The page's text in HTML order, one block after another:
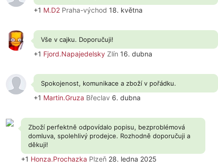
+1 M.D2 Praha-východ 18. května
Vše v cajku. Doporučuji!
+1 Fjord.Napajedelsky Zlín 16. dubna
Spokojenost, komunikace a zboží v pořádku.
+1 Martin.Gruza Břeclav 6. dubna
Zboží perfektně odpovídalo popisu, bezproblémová
domluva, spolehlivý prodejce. Rozhodně doporučuji a
děkuji!
+1 Honza.Prochazka Plzeň 28. ledna 2025